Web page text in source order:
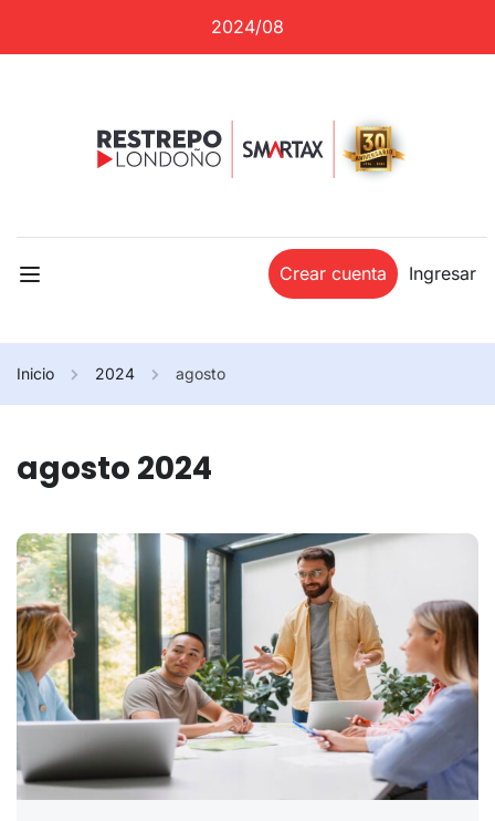
2024/08
Crear cuenta Ingresar
Inicio 2024 agosto
agosto 2024